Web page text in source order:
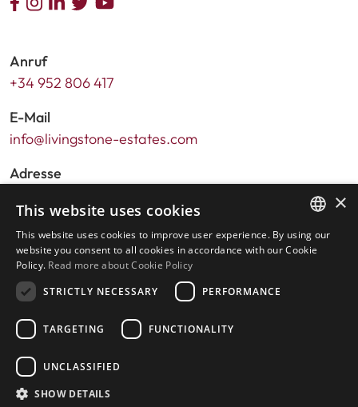
Anruf
+34 952 806 417
E-Mail
info@livingstone-estates.com
Adresse
Ctra. de Cadiz KM 164 , 29680
Estepona – Málaga, Spanien
Sprechzeiten:
Montag - Freitag: 9.30 bis 17.30 Uhr
Samstags und an Feiertagen: 10 bis 14 Uhr
Startseite
ENGLISH
×
This website uses cookies
This website uses cookies to improve user experience. By using our
website you consent to all cookies in accordance with our Cookie
Policy. Read more about Cookie Policy
STRICTLY NECESSARY
PERFORMANCE
TARGETING FUNCTIONALITY
UNCLASSIFIED
SHOW DETAILS